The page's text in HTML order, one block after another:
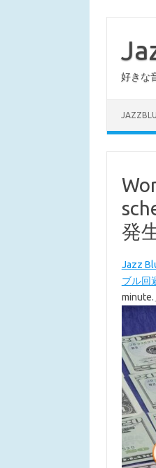
好きな
発
Jazz
ブル回
minute.